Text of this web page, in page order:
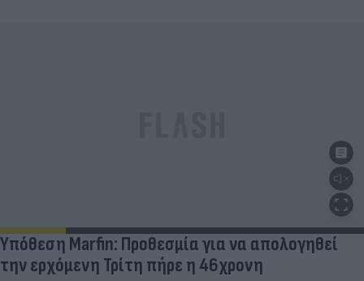
Υπόθεση Marfin: Προθεσμία για να απολογηθεί
την ερχόμενη Τρίτη πήρε η 46χρονη